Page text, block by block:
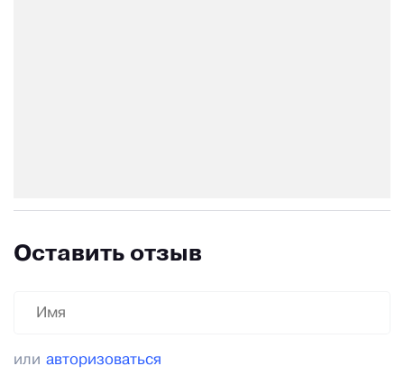
Оставить отзыв
или авторизоваться